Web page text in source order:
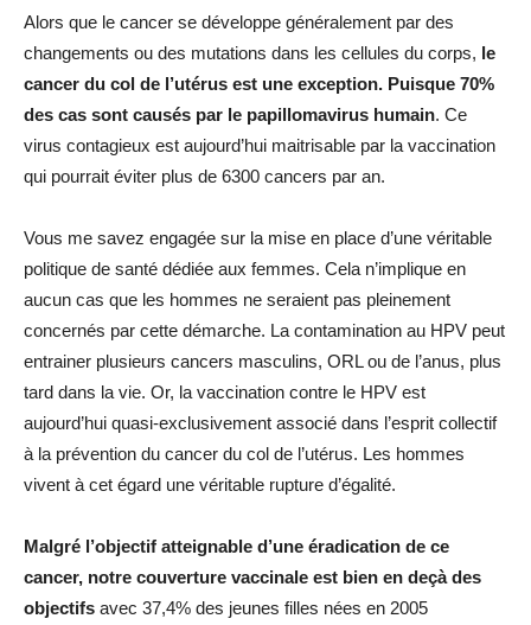
Alors que le cancer se développe généralement par des
changements ou des mutations dans les cellules du corps, le
cancer du col de l’utérus est une exception. Puisque 70%
des cas sont causés par le papillomavirus humain. Ce
virus contagieux est aujourd’hui maitrisable par la vaccination
qui pourrait éviter plus de 6300 cancers par an.
Vous me savez engagée sur la mise en place d’une véritable
politique de santé dédiée aux femmes. Cela n’implique en
aucun cas que les hommes ne seraient pas pleinement
concernés par cette démarche. La contamination au HPV peut
entrainer plusieurs cancers masculins, ORL ou de l’anus, plus
tard dans la vie. Or, la vaccination contre le HPV est
aujourd’hui quasi-exclusivement associé dans l’esprit collectif
à la prévention du cancer du col de l’utérus. Les hommes
vivent à cet égard une véritable rupture d’égalité.
Malgré l’objectif atteignable d’une éradication de ce
cancer, notre couverture vaccinale est bien en deçà des
objectifs avec 37,4% des jeunes filles nées en 2005